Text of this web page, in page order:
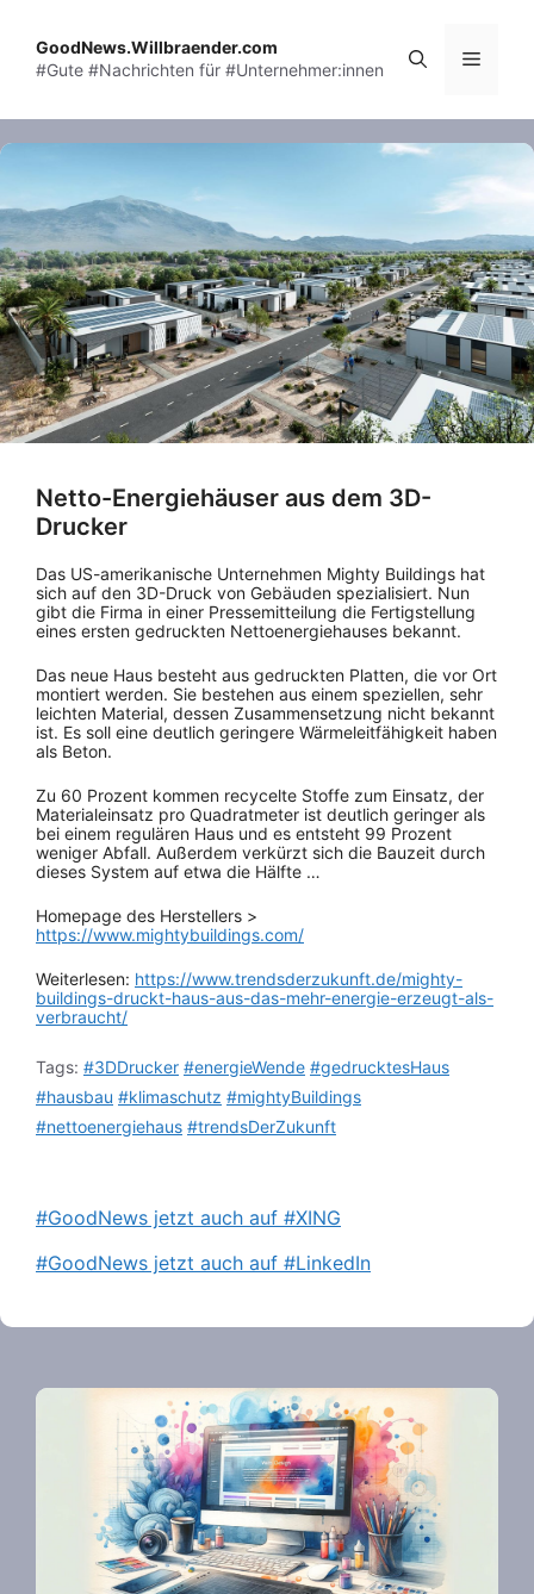
content
GoodNews.Willbraender.com
#Gute #Nachrichten für #Unternehmer:innen
Menu
Netto-Energiehäuser aus dem 3D-
Drucker
Das US-amerikanische Unternehmen Mighty Buildings hat
sich auf den 3D-Druck von Gebäuden spezialisiert. Nun
gibt die Firma in einer Pressemitteilung die Fertigstellung
eines ersten gedruckten Nettoenergiehauses bekannt.
Das neue Haus besteht aus gedruckten Platten, die vor Ort
montiert werden. Sie bestehen aus einem speziellen, sehr
leichten Material, dessen Zusammensetzung nicht bekannt
ist. Es soll eine deutlich geringere Wärmeleitfähigkeit haben
als Beton.
Zu 60 Prozent kommen recycelte Stoffe zum Einsatz, der
Materialeinsatz pro Quadratmeter ist deutlich geringer als
bei einem regulären Haus und es entsteht 99 Prozent
weniger Abfall. Außerdem verkürzt sich die Bauzeit durch
dieses System auf etwa die Hälfte …
Homepage des Herstellers >
https://www.mightybuildings.com/
Weiterlesen: https://www.trendsderzukunft.de/mighty-
buildings-druckt-haus-aus-das-mehr-energie-erzeugt-als-
verbraucht/
Tags: #3DDrucker #energieWende #gedrucktesHaus
#hausbau #klimaschutz #mightyBuildings
#nettoenergiehaus #trendsDerZukunft
#GoodNews jetzt auch auf #XING
#GoodNews jetzt auch auf #LinkedIn